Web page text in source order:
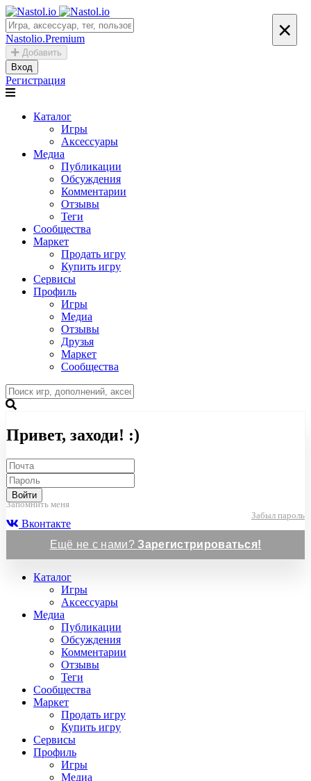
Nastolio.Premium
Добавить
Вход
Регистрация
Каталог
Игры
Аксессуары
Медиа
Публикации
Обсуждения
Комментарии
Отзывы
Теги
Сообщества
Маркет
Продать игру
Купить игру
Сервисы
Профиль
Игры
Медиа
Отзывы
Друзья
Маркет
Сообщества
×
Привет, заходи! :)
Войти
Запомнить меня
Забыл пароль
Вконтакте
Ещё не с нами?Зарегистрироваться!
Каталог
Игры
Аксессуары
Медиа
Публикации
Обсуждения
Комментарии
Отзывы
Теги
Сообщества
Маркет
Продать игру
Купить игру
Сервисы
Профиль
Игры
Медиа